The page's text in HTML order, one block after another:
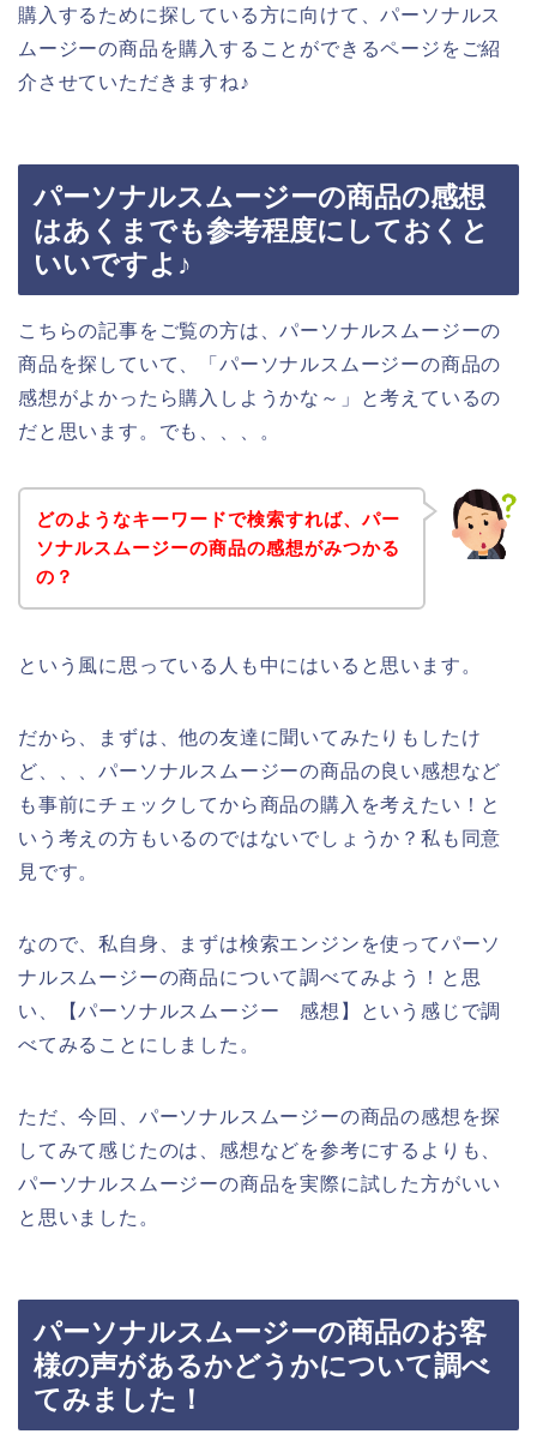
購入するために探している方に向けて、パーソナルス
ムージーの商品を購入することができるページをご紹
介させていただきますね♪
パーソナルスムージーの商品の感想
はあくまでも参考程度にしておくと
いいですよ♪
こちらの記事をご覧の方は、パーソナルスムージーの
商品を探していて、「パーソナルスムージーの商品の
感想がよかったら購入しようかな～」と考えているの
だと思います。でも、、、。
どのようなキーワードで検索すれば、パー
ソナルスムージーの商品の感想がみつかる
の？
という風に思っている人も中にはいると思います。
だから、まずは、他の友達に聞いてみたりもしたけ
ど、、、パーソナルスムージーの商品の良い感想など
も事前にチェックしてから商品の購入を考えたい！と
いう考えの方もいるのではないでしょうか？私も同意
見です。
なので、私自身、まずは検索エンジンを使ってパーソ
ナルスムージーの商品について調べてみよう！と思
い、【パーソナルスムージー 感想】という感じで調
べてみることにしました。
ただ、今回、パーソナルスムージーの商品の感想を探
してみて感じたのは、感想などを参考にするよりも、
パーソナルスムージーの商品を実際に試した方がいい
と思いました。
パーソナルスムージーの商品のお客
様の声があるかどうかについて調べ
てみました！